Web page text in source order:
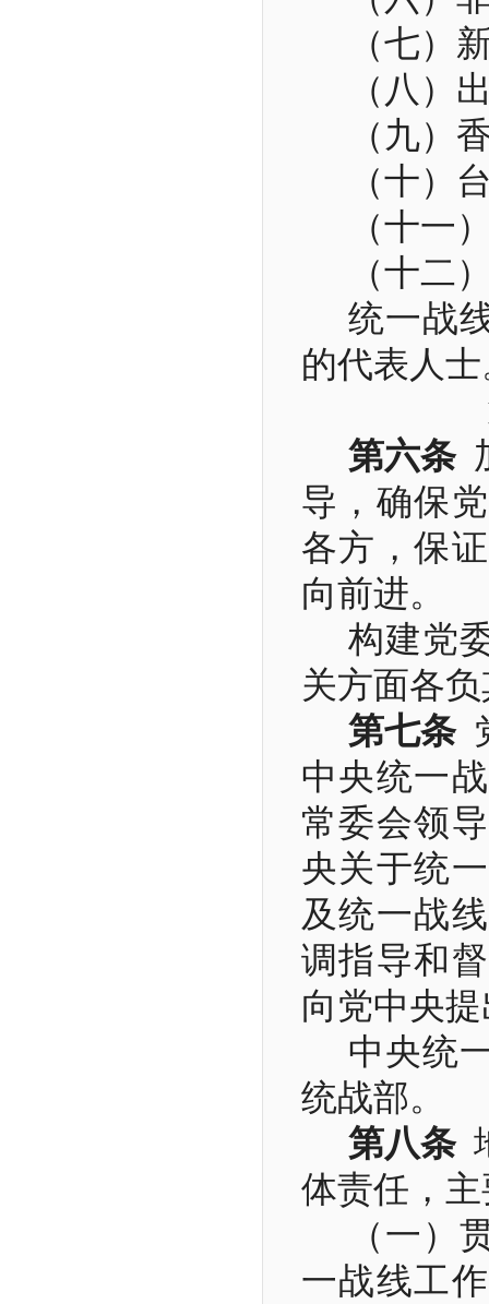
（七）
（八）
（九）
（十）
（十一
（十二
统一战
的代表人
第六条
导，确保
各方，保
向前进。
构建党
关方面各
第七条
中央统一
常委会领
央关于统
及统一战
调指导和
向党中央
中央统
统战部。
第八条
体责任，
（一）
一战线工